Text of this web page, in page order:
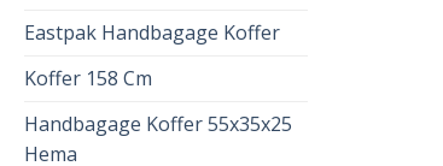
Eastpak Handbagage Koffer
Koffer 158 Cm
Handbagage Koffer 55x35x25
Hema